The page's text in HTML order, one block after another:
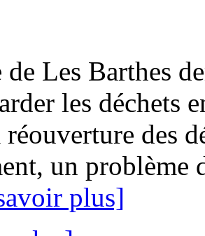
Les Barthes
les déchets
des
un problème
plus]